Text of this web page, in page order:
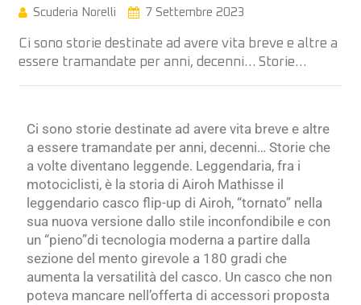
Scuderia Norelli 7 Settembre 2023
Ci sono storie destinate ad avere vita breve e altre a
essere tramandate per anni, decenni… Storie…
Ci sono storie destinate ad avere vita breve e altre
a essere tramandate per anni, decenni… Storie che
a volte diventano leggende. Leggendaria, fra i
motociclisti, è la storia di Airoh Mathisse il
leggendario casco flip-up di Airoh, “tornato” nella
sua nuova versione dallo stile inconfondibile e con
un “pieno”di tecnologia moderna a partire dalla
sezione del mento girevole a 180 gradi che
aumenta la versatilità del casco. Un casco che non
poteva mancare nell’offerta di accessori proposta